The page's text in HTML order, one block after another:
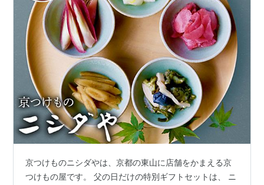
京つけものニシダやは、京都の東山に店舗をかまえる京
つけもの屋です。 父の日だけの特別ギフトセットは、 ニ